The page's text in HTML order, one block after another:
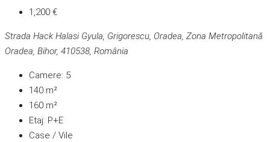
1,200 €
Strada Hack Halasi Gyula, Grigorescu, Oradea, Zona Metropolitană
Oradea, Bihor, 410538, România
Camere: 5
140 m²
160 m²
Etaj: P+E
Case / Vile